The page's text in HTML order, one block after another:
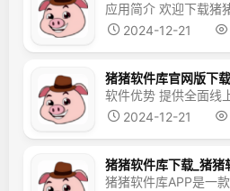
2024-12-21
2024-12-21
猪猪软件库下载_猪猪